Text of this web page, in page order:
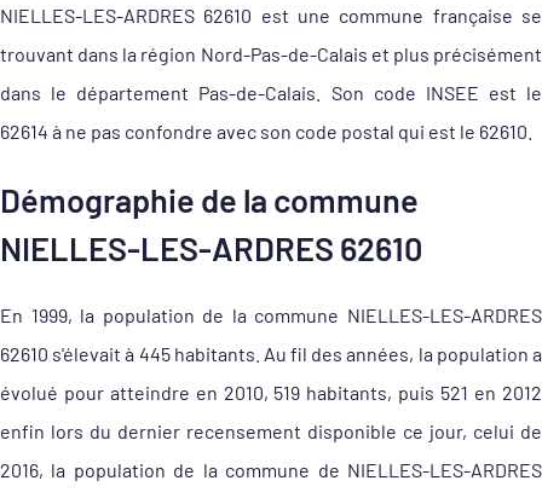
NIELLES-LES-ARDRES 62610 est une commune française se
trouvant dans la région Nord-Pas-de-Calais et plus précisément
dans le département Pas-de-Calais. Son code INSEE est le
62614 à ne pas confondre avec son code postal qui est le 62610.
Démographie de la commune
NIELLES-LES-ARDRES 62610
En 1999, la population de la commune NIELLES-LES-ARDRES
62610 s'élevait à 445 habitants. Au fil des années, la population a
évolué pour atteindre en 2010, 519 habitants, puis 521 en 2012
enfin lors du dernier recensement disponible ce jour, celui de
2016, la population de la commune de NIELLES-LES-ARDRES